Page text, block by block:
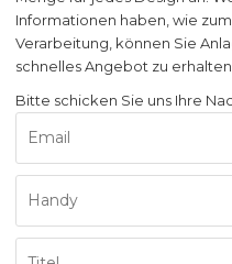
Informationen haben, wie
Verarbeitung, können Sie
schnelles Angebot zu
Bitte schicken Sie uns Ihre